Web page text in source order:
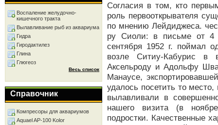
Согласия в том, кто
роль первооткрывателя
по мнению Лейдиджеса.
ру Сиоли: в письме от 4
сентября 1952 г. поймал
возле Ситиу-Кабурис в
Аксельроду и Адольфу
Манаусе,
удалось посетить то
вылавливали в
нашего визита (в
подростки. Качественные
Воспаление желудочно-
кишечного тракта
Вылавливание рыб из аквариума
Гидра
Гиродактилез
Глина
Глюгеоз
Весь список
Справочник
Компресоры для аквариумов
Aquael AP-100 Kolor